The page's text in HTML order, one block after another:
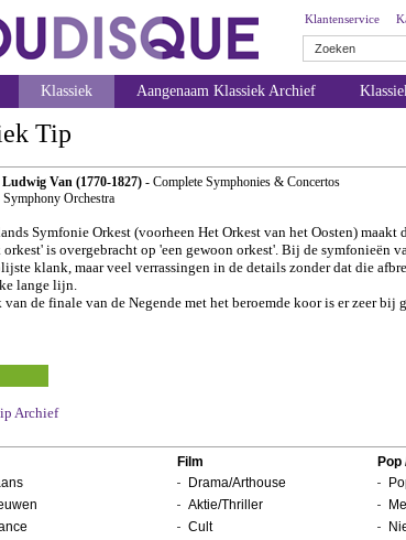
Klantenservice
Klassiek Aangenaam Klassiek Archief
Tip
Ludwig Van (1770-1827) - Complete Symphonies & Concertos
Symphony Orchestra
Symfonie Orkest (voorheen Het Orkest van het Oosten) maakt
is overgebracht op 'een gewoon orkest'.Bij de symfonieën
klank, maar veel verrassingen in de details zonder dat die
lange lijn.
van de finale van de Negende met het beroemde koor is er zeer bij
Archief
Film
Drama/Arthouse
Aktie/Thriller
Cult
Pop